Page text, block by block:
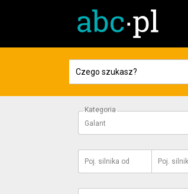
Kategoria
Galant
Poj. silnika od Poj.